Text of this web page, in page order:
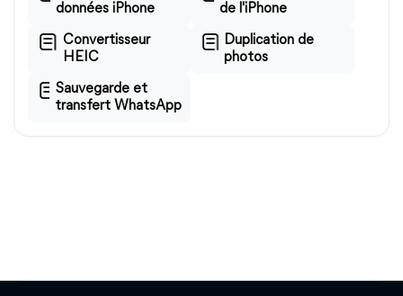
données iPhone
de l'iPhone
Convertisseur
HEIC
Duplication de
photos
Sauvegarde et
transfert WhatsApp